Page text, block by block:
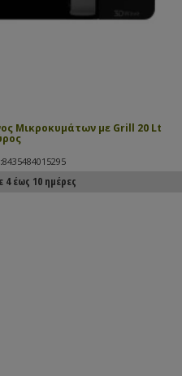
Μικροκυμάτων με Grill 20 Lt
8435484015295
4 έως 10 ημέρες